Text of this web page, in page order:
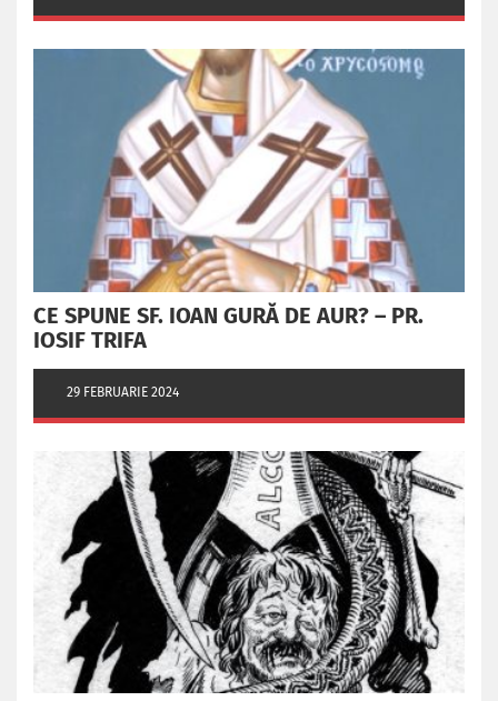
CE SPUNE SF. IOAN GURĂ DE AUR? – PR.
IOSIF TRIFA
29 FEBRUARIE 2024